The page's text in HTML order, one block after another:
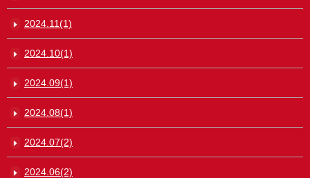
2024.11(1)
2024.10(1)
2024.09(1)
2024.08(1)
2024.07(2)
2024.06(2)